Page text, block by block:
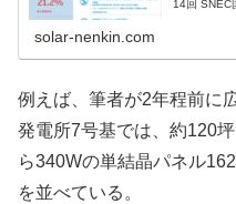
14回 SNEC
solar-nenkin.com
例えば、筆者が2年程前に
発電所7号基では、約120
ら340Wの単結晶パネル
を並べている。